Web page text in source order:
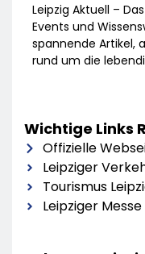
Leipzig Aktuell –
Events und
spannende Artikel,
rund um die
Wichtige Links
Offizielle
Leipziger
Tourismus
Leipziger Messe